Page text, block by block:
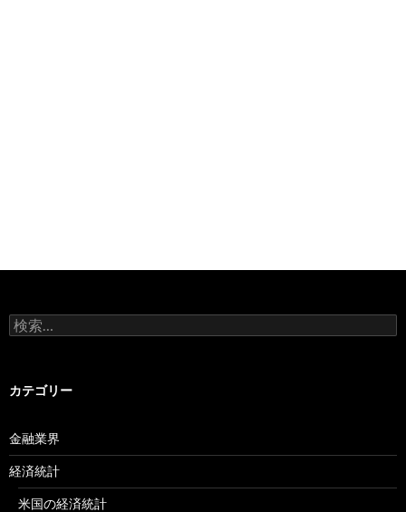
検
索:
カテゴリー
金融業界
経済統計
米国の経済統計